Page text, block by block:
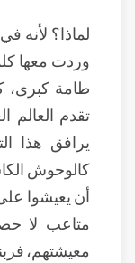
لماذا؟ لأنه
وردت معها
طامة كبرى،
تقدم العالم
يرافق هذا
كالوحوش
أن يعيشوا
متاعب لا
معيشتهم،